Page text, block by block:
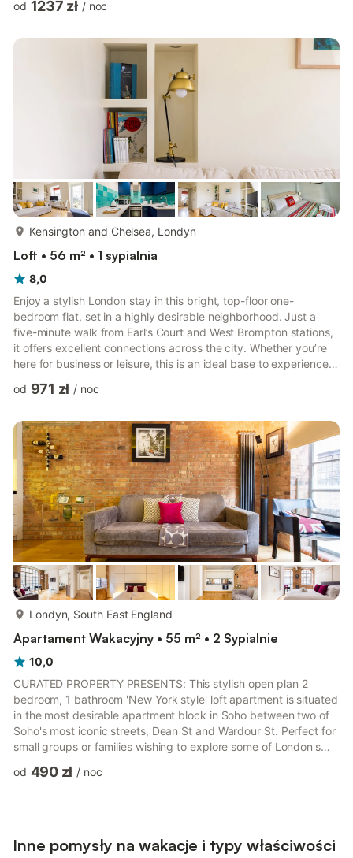
Nespresso machine 🛋 Living & Features TVs in every room with
courts 🌇 Balcony Southwest-facing Views of mature trees Ideal
for morning coffee or evening drinks...
od 1237 zł / noc
Kensington and Chelsea, Londyn
Loft • 56 m² • 1 sypialnia
8,0
Enjoy a stylish London stay in this bright, top-floor one-
bedroom flat, set in a highly desirable neighborhood. Just a
five-minute walk from Earl’s Court and West Brompton stations,
it offers excellent connections across the city. Whether you’re
here for business or leisure, this is an ideal base to experience
charming Victorian townhouse, this light-filled and tranquil flat is
with classic character, it offers everything you need for a
relaxing stay: Open-plan living and dinin...
od 971 zł / noc
Londyn, South East England
Apartament Wakacyjny • 55 m² • 2 Sypialnie
10,0
CURATED PROPERTY PRESENTS: This stylish open plan 2
bedroom, 1 bathroom 'New York style' loft apartment is situated
in the most desirable apartment block in Soho between two of
Soho's most iconic streets, Dean St and Wardour St. Perfect for
small groups or families wishing to explore some of London's
central London apartment. Guests will have access sole access
od 490 zł / noc
Inne pomysły na wakacje i typy właściwości